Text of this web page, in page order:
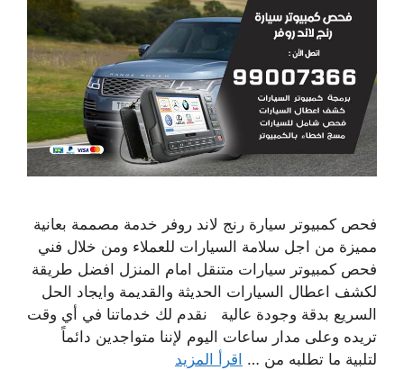
فحص كمبيوتر سيارة رنج لاند روفر خدمة مصممة بعانية
مميزة من اجل سلامة السيارات للعملاء ومن خلال فني
فحص كمبيوتر سيارات متنقل امام المنزل افضل طريقة
لكشف اعطال السيارات الحديثة والقديمة وايجاد الحل
السريع بدقة وجودة عالية نقدم لك خدماتنا في أي وقت
تريده وعلى مدار ساعات اليوم لإننا متواجدين دائماً
لتلبية ما تطلبه من … اقرأ المزيد